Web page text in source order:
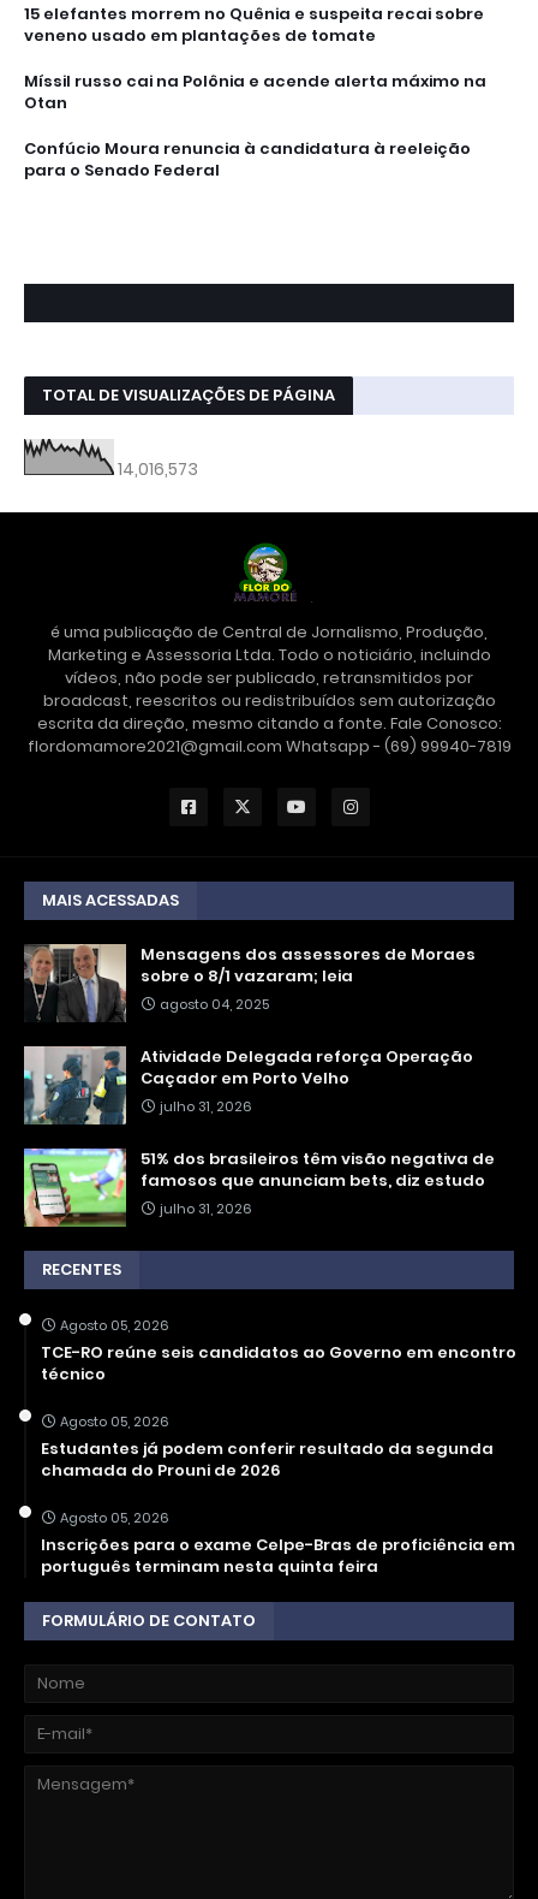
15 elefantes morrem no Quênia e suspeita recai sobre
veneno usado em plantações de tomate
Míssil russo cai na Polônia e acende alerta máximo na
Otan
Confúcio Moura renuncia à candidatura à reeleição
para o Senado Federal
TOTAL DE VISUALIZAÇÕES DE PÁGINA
14,016,573
é uma publicação de Central de Jornalismo, Produção,
Marketing e Assessoria Ltda. Todo o noticiário, incluindo
vídeos, não pode ser publicado, retransmitidos por
broadcast, reescritos ou redistribuídos sem autorização
escrita da direção, mesmo citando a fonte. Fale Conosco:
flordomamore2021@gmail.com Whatsapp - (69) 99940-7819
MAIS ACESSADAS
Mensagens dos assessores de Moraes
sobre o 8/1 vazaram; leia
agosto 04, 2025
Atividade Delegada reforça Operação
Caçador em Porto Velho
julho 31, 2026
51% dos brasileiros têm visão negativa de
famosos que anunciam bets, diz estudo
julho 31, 2026
RECENTES
Agosto 05, 2026
TCE-RO reúne seis candidatos ao Governo em encontro
técnico
Agosto 05, 2026
Estudantes já podem conferir resultado da segunda
chamada do Prouni de 2026
Agosto 05, 2026
Inscrições para o exame Celpe-Bras de proficiência em
português terminam nesta quinta feira
FORMULÁRIO DE CONTATO